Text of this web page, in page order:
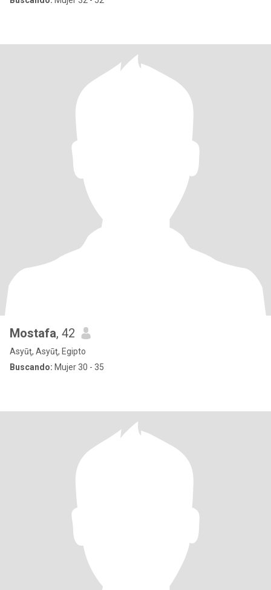
Mostafa, 42
Asyūţ, Asyūţ, Egipto
Buscando: Mujer 30 - 35